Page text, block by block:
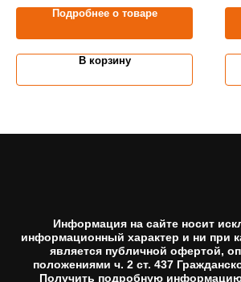
Подробнее о товаре
В корзину
Информация на сайте носит
информационный характер и ни при
является публичной офертой,
положениями ч. 2 ст. 437
Получить подробную